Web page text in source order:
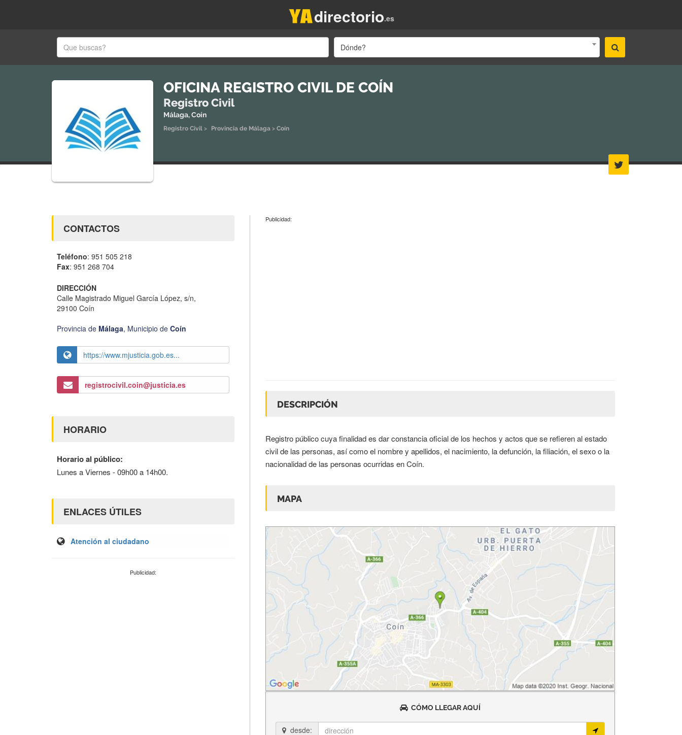
.es
directorio
Dónde?
OFICINA REGISTRO CIVIL DE COÍN
Registro Civil
Málaga, Coín
Registro Civil > Provincia de Málaga > Coín
CONTACTOS
Teléfono: 951 505 218
Fax: 951 268 704
DIRECCIÓN
Calle Magistrado Miguel García López, s/n,
29100 Coín
Provincia de Málaga, Municipio de Coín
https://www.mjusticia.gob.es...
registrocivil.coin@justicia.es
HORARIO
Horario al público:
Lunes a Viernes - 09h00 a 14h00.
ENLACES ÚTILES
Atención al ciudadano
Publicidad:
Publicidad:
DESCRIPCIÓN
Registro público cuya finalidad es dar constancia oficial de los hechos y actos que se refieren al estado
civil de las personas, así como el nombre y apellidos, el nacimiento, la defunción, la filiación, el sexo o la
nacionalidad de las personas ocurridas en Coín.
MAPA
CÓMO LLEGAR AQUÍ
desde: